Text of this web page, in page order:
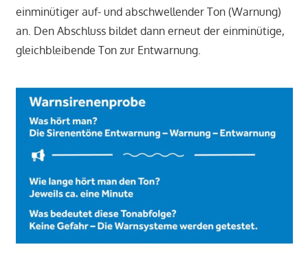
einminütiger auf- und abschwellender Ton (Warnung)
an. Den Abschluss bildet dann erneut der einminütige,
gleichbleibende Ton zur Entwarnung.